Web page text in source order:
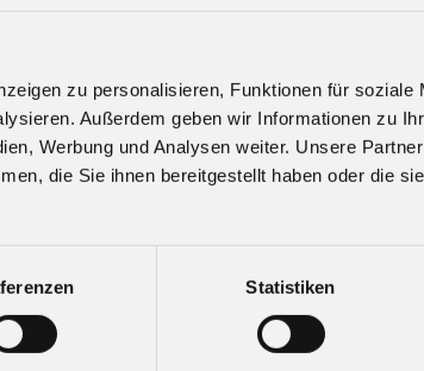
zu personalisieren, Funktionen für soziale
Außerdem geben wir Informationen zu
Werbung und Analysen weiter. Unsere
die Sie ihnen bereitgestellt haben oder die
Statistiken
DATENBLÄTTER
Sicherheitsdatenblatt Sicherheitsdatenblatt